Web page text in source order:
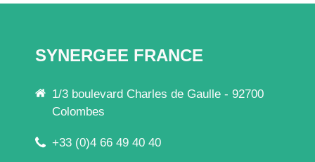
SYNERGEE FRANCE
1/3 boulevard Charles de Gaulle - 92700
Colombes
+33 (0)4 66 49 40 40